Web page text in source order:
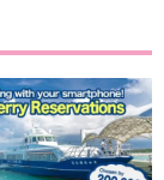
瑚岛
地方。
变化而变化。